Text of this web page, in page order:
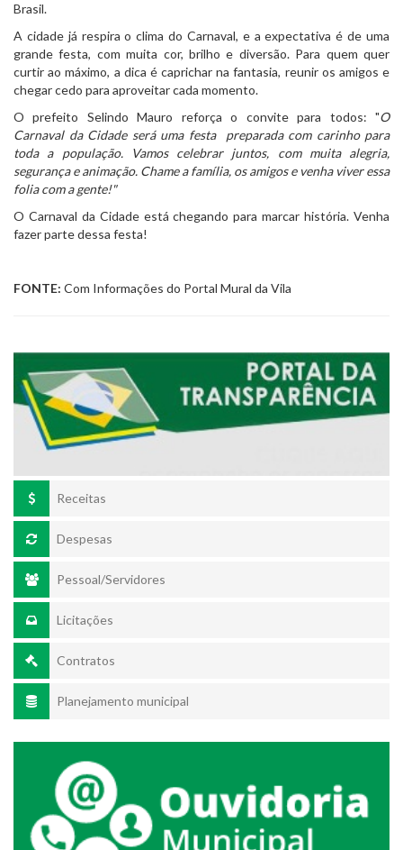
Brasil.
A cidade já respira o clima do Carnaval, e a expectativa é de uma
grande festa, com muita cor, brilho e diversão. Para quem quer
curtir ao máximo, a dica é caprichar na fantasia, reunir os amigos e
chegar cedo para aproveitar cada momento.
O prefeito Selindo Mauro reforça o convite para todos: "O
Carnaval da Cidade será uma festa preparada com carinho para
toda a população. Vamos celebrar juntos, com muita alegria,
segurança e animação. Chame a família, os amigos e venha viver essa
folia com a gente!"
O Carnaval da Cidade está chegando para marcar história. Venha
fazer parte dessa festa!
FONTE: Com Informações do Portal Mural da Vila
Receitas
Despesas
Pessoal/Servidores
Licitações
Contratos
Planejamento municipal